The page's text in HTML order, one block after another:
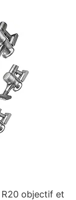
R20 objectif et